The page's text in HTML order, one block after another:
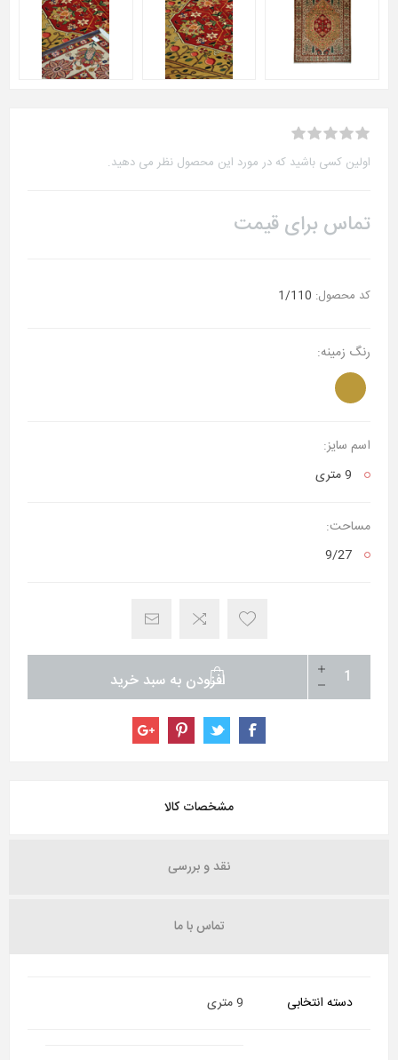
اولین کسی باشید که در مورد این محصول نظر می دهید.
تماس برای قیمت
کد محصول: 1/110
رنگ زمینه:
اسم سایز:
9 متری
مساحت:
9/27
افزودن به سبد خرید
مشخصات کالا
نقد و بررسی
تماس با ما
دسته انتخابی 9 متری